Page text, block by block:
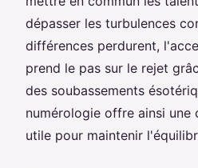
dépasser les turbulences
différences perdurent,
prend le pas sur le rejet
des soubassements
numérologie offre ainsi une
utile pour maintenir